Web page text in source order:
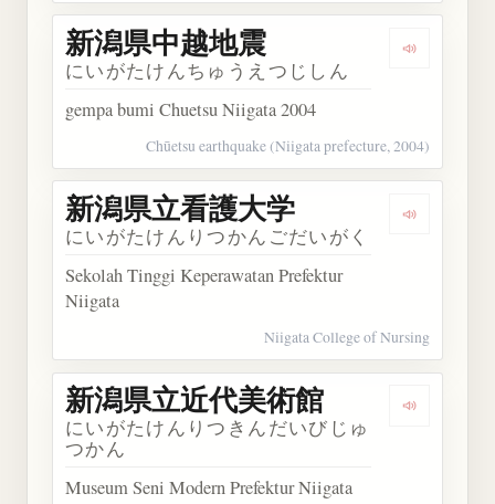
Dengarkan
新潟県中越地震
にいがたけんちゅうえつじしん
gempa bumi Chuetsu Niigata 2004
Chūetsu earthquake (Niigata prefecture, 2004)
Dengarkan
新潟県立看護大学
にいがたけんりつかんごだいがく
Sekolah Tinggi Keperawatan Prefektur
Niigata
Niigata College of Nursing
Dengarkan
新潟県立近代美術館
にいがたけんりつきんだいびじゅ
つかん
Museum Seni Modern Prefektur Niigata